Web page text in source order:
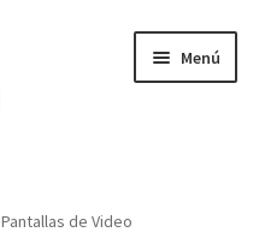
Menú
Pantallas de Video